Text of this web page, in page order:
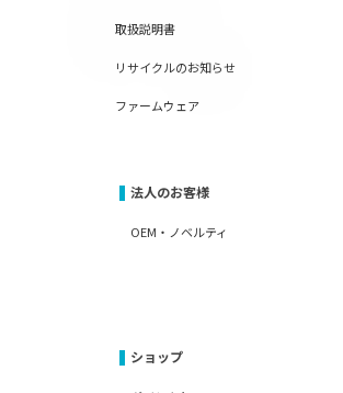
取扱説明書
リサイクルのお知らせ
ファームウェア
法人のお客様
OEM・ノベルティ
ショップ